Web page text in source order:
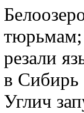
резали
в Сибирь
Углич